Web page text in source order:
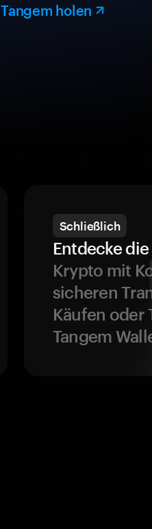
Tangem holen
Schließlich
Entdecke
Krypto mit
sicheren
Käufen oder
Tangem